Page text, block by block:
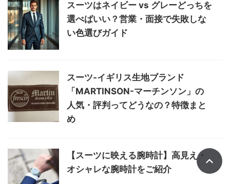
スーツはネイビー vs グレーどっちを
選べばいい？営業・面接で失敗しな
い色選びガイド
スーツ-イギリス生地ブランド
「MARTINSON-マーチンソン」の
人気・評判ってどうなの？特徴まと
め
【スーツに映える腕時計】高見え・
オシャレな腕時計をご紹介